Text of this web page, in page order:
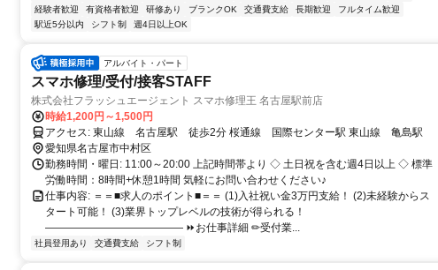
経験者歓迎
有資格者歓迎 研修あり ブランクOK 交通費支給 長期歓迎
フルタイム歓迎
駅近5分以内
シフト制 週4日以上OK
アルバイト・パート
スマホ修理/受付/接客STAFF
株式会社フラッシュエージェント スマホ修理王 名古屋駅前店
時給1,200円～1,500円
アクセス: 東山線 名古屋駅 徒歩2分 桜通線 国際センター駅 東山線 亀島駅
愛知県名古屋市中村区
勤務時間・曜日: 11:00～20:00 上記時間帯より ◇ 土日祝を含む週4日以上 ◇ 標準
労働時間：8時間+休憩1時間 気軽にお問い合わせください♪
仕事内容: ＝＝■求人のポイント■＝＝ (1)入社祝い金3万円支給！ (2)未経験からス
タート可能！ (3)業界トップレベルの技術が得られる！
――――――――――――― ⏩お仕事詳細 ✏︎受付業...
社員登用あり 交通費支給 シフト制